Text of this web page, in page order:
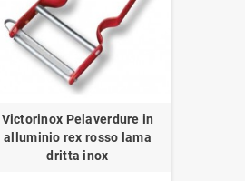
Victorinox Pelaverdure in
alluminio rex rosso lama
dritta inox